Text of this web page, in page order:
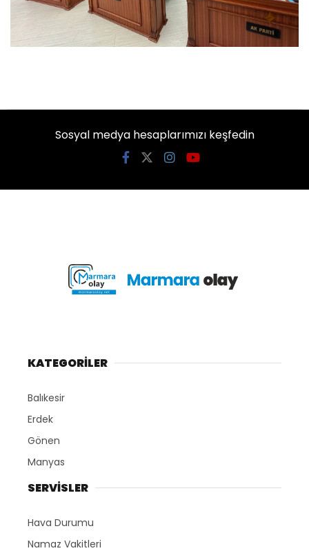
Sosyal medya hesaplarımızı keşfedin
KATEGORİLER
Balıkesir
Erdek
Gönen
Manyas
SERVİSLER
Hava Durumu
Namaz Vakitleri